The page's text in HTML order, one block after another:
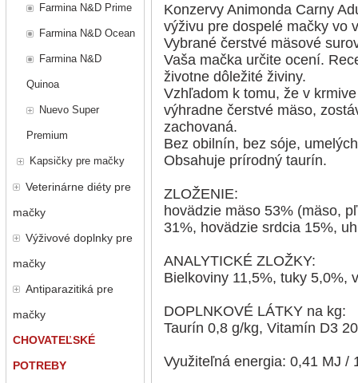
Farmina N&D Prime
Farmina N&D Ocean
Farmina N&D
Quinoa
Nuevo Super
Premium
Kapsičky pre mačky
Veterinárne diéty pre
mačky
Výživové doplnky pre
mačky
Antiparazitiká pre
mačky
CHOVATEĽSKÉ
POTREBY
Konzervy Animonda Carny
výživu pre dospelé mačky vo
Vybrané čerstvé mäsové
Vaša mačka určite ocení.
životne dôležité živiny.
Vzhľadom k tomu, že v
výhradne čerstvé mäso,
zachovaná.
Bez obilnín, bez sóje,
Obsahuje prírodný taurín.
ZLOŽENIE:
hovädzie mäso 53% (mäso,
31%, hovädzie srdcia 15%,
ANALYTICKÉ ZLOŽKY:
Bielkoviny 11,5%, tuky 5,0%,
DOPLNKOVÉ LÁTKY na kg:
Taurín 0,8 g/kg, Vitamín D3
Využiteľná energia: 0,41 MJ /